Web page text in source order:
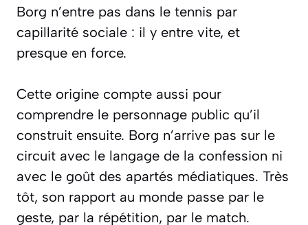
Borg n’entre pas dans le tennis par
capillarité sociale : il y entre vite, et
presque en force.
Cette origine compte aussi pour
comprendre le personnage public qu’il
construit ensuite. Borg n’arrive pas sur le
circuit avec le langage de la confession ni
avec le goût des apartés médiatiques. Très
tôt, son rapport au monde passe par le
geste, par la répétition, par le match.